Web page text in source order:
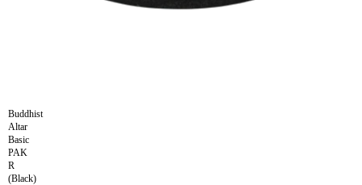
Buddhist
Altar
Basic
PAK
R
(Black)